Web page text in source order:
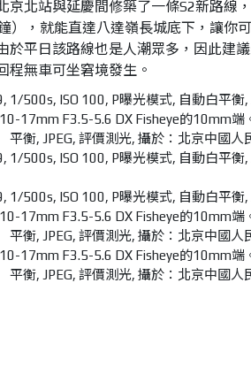
京北站與延慶間修築了一條S2新路線
），就能直達八達嶺長城底下，讓你
於平日該路線也是人潮眾多，因此建
程無車可坐窘境發生。
1/500s, ISO 100, P曝光模式, 自動白平衡
17mm F3.5-5.6 DX Fisheye的10mm
平衡, JPEG, 評價測光, 攝於：北京中國人